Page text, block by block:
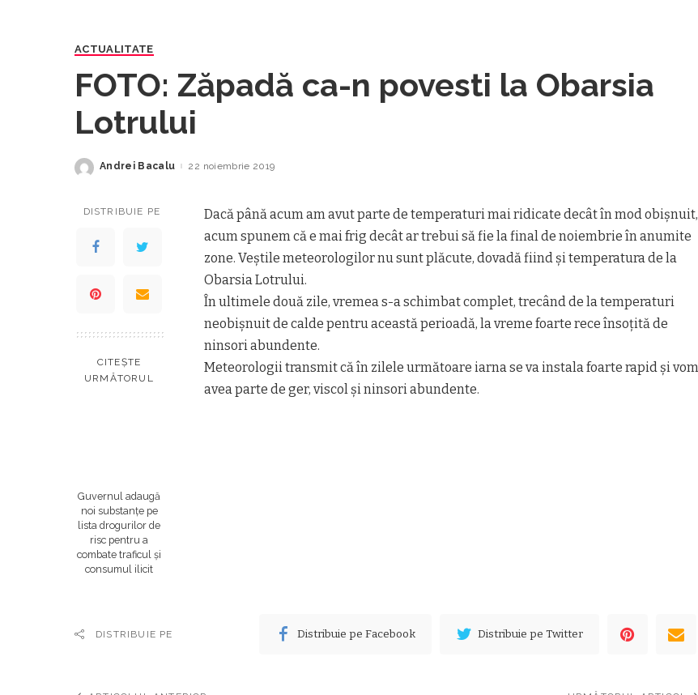
ACTUALITATE
FOTO: Zăpadă ca-n povesti la Obarsia
Lotrului
Posted
Andrei Bacalu 22 noiembrie 2019
DISTRIBUIE PE
CITEȘTE
URMĂTORUL
Guvernul adaugă
noi substanțe pe
lista drogurilor de
risc pentru a
combate traficul și
consumul ilicit
Dacă până acum am avut parte de temperaturi mai ridicate decât în mod obişnuit,
acum spunem că e mai frig decât ar trebui să fie la final de noiembrie în anumite
zone. Veştile meteorologilor nu sunt plăcute, dovadă fiind și temperatura de la
Obarsia Lotrului.
În ultimele două zile, vremea s-a schimbat complet, trecând de la temperaturi
neobișnuit de calde pentru această perioadă, la vreme foarte rece însoțită de
ninsori abundente.
Meteorologii transmit că în zilele următoare iarna se va instala foarte rapid și vom
avea parte de ger, viscol și ninsori abundente.
DISTRIBUIE PE Distribuie pe Facebook Distribuie pe Twitter